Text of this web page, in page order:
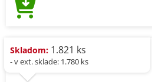
Skladom: 1.821 ks
- v ext. sklade: 1.780 ks